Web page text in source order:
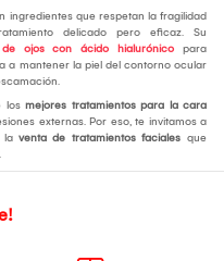
ingredientes que respetan la fragilidad
delicado pero eficaz. Su
ojos con ácido hialurónico para
a mantener la piel del contorno ocular
los mejores tratamientos para la cara
externas. Por eso, te invitamos a
la venta de tratamientos faciales que
.